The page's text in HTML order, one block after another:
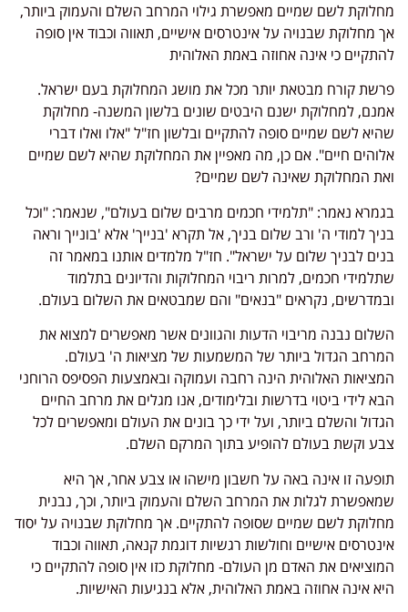
מחלוקת לשם שמיים מאפשרת גילוי המרחב השלם והעמוק ביותר,
אך מחלוקת שבנויה על אינטרסים אישיים, תאווה וכבוד אין סופה
להתקיים כי אינה אחוזה באמת האלוהית
פרשת קורח מבטאת יותר מכל את מושג המחלוקת בעם ישראל.
אמנם, למחלוקת ישנם היבטים שונים בלשון המשנה- מחלוקת
שהיא לשם שמיים סופה להתקיים ובלשון חז"ל "אלו ואלו דברי
אלוהים חיים". אם כן, מה מאפיין את המחלוקת שהיא לשם שמיים
ואת המחלוקת שאינה לשם שמיים?
בגמרא נאמר: "תלמידי חכמים מרבים שלום בעולם", שנאמר: "וכל
בניך למודי ה' ורב שלום בניך, אל תקרא 'בנייך' אלא 'בונייך וראה
בנים לבניך שלום על ישראל". חז"ל מלמדים אותנו במאמר זה
שתלמידי חכמים, למרות ריבוי המחלוקות והדיונים בתלמוד
ובמדרשים, נקראים "בנאים" והם שמבטאים את השלום בעולם.
השלום נבנה מריבוי הדעות והגוונים אשר מאפשרים למצוא את
המרחב הגדול ביותר של המשמעות של מציאות ה' בעולם.
המציאות האלוהית הינה רחבה ועמוקה ובאמצעות הפסיפס הרוחני
הבא לידי ביטוי בדרשות ובלימודים, אנו מגלים את מרחב החיים
הגדול והשלם ביותר, ועל ידי כך בונים את העולם ומאפשרים לכל
צבע וקשת בעולם להופיע בתוך המרקם השלם.
תופעה זו אינה באה על חשבון מישהו או צבע אחר, אך היא
שמאפשרת לגלות את המרחב השלם והעמוק ביותר, וכך, נבנית
מחלוקת לשם שמיים שסופה להתקיים. אך מחלוקת שבנויה על יסוד
אינטרסים אישיים וחולשות רגשיות דוגמת קנאה, תאווה וכבוד
המוציאים את האדם מן העולם- מחלוקת כזו אין סופה להתקיים כי
היא אינה אחוזה באמת האלוהית, אלא בנגיעות האישיות.